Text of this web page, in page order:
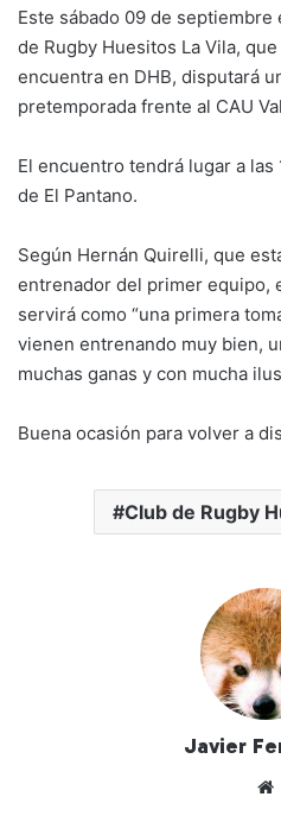
k
o
k
p
Este sábado 09 de
de Rugby Huesitos La Vila,
encuentra en DHB, disputará
pretemporada frente al CAU
El encuentro tendrá lugar a las
de El Pantano.
Según Hernán Quirelli, que
entrenador del primer equipo,
servirá como “una primera
vienen entrenando muy bien,
muchas ganas y con mucha
Buena ocasión para volver a
Club de Rugby
Javier